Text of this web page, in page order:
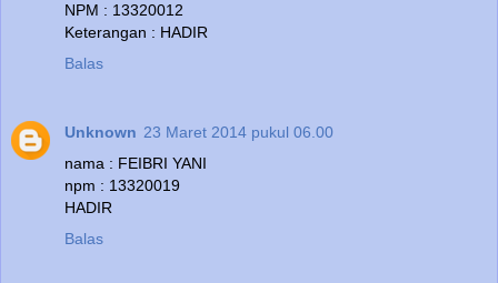
NPM : 13320012
Keterangan : HADIR
Balas
Unknown 23 Maret 2014 pukul 06.00
nama : FEIBRI YANI
npm : 13320019
HADIR
Balas